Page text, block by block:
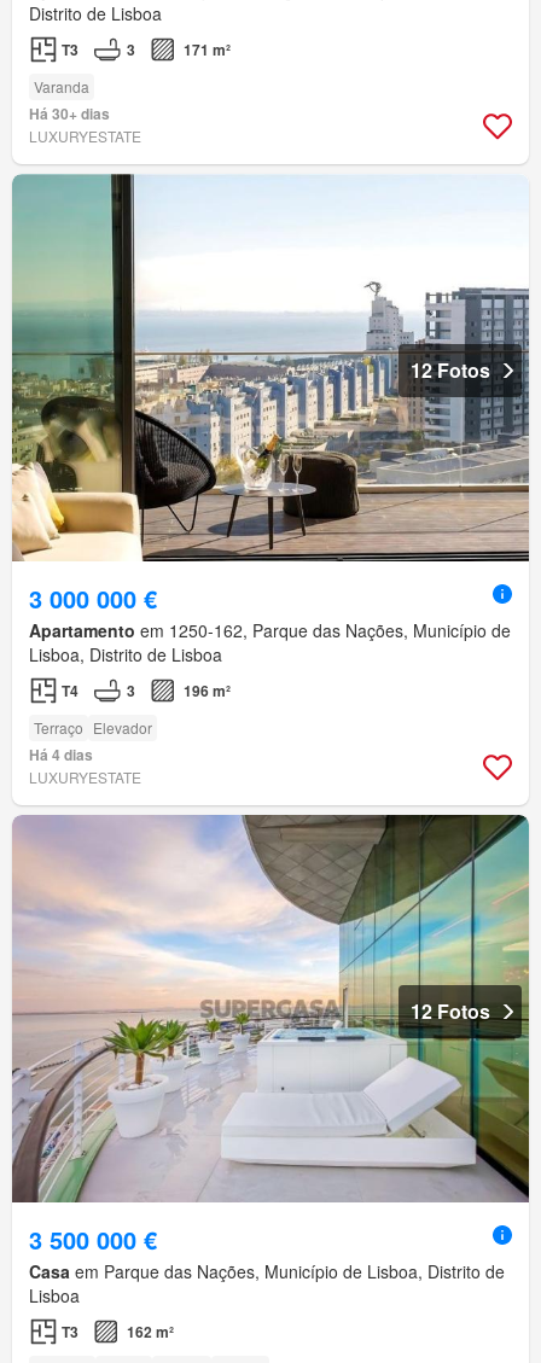
Distrito de Lisboa
T3 3 171 m²
Varanda
Há 30+ dias
LUXURYESTATE
12 Fotos
3 000 000 €
Apartamento em 1250-162, Parque das Nações, Município de
Lisboa, Distrito de Lisboa
T4 3 196 m²
Terraço Elevador
Há 4 dias
LUXURYESTATE
12 Fotos
3 500 000 €
Casa em Parque das Nações, Município de Lisboa, Distrito de
Lisboa
T3 162 m²